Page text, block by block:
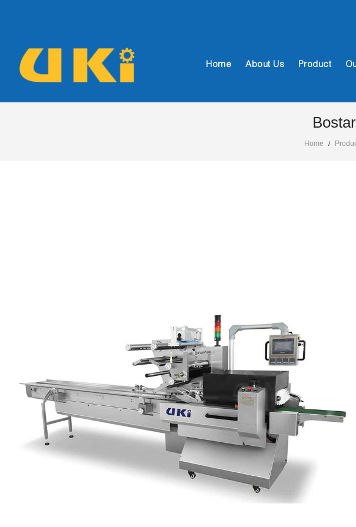
Home About Us Product
Home /